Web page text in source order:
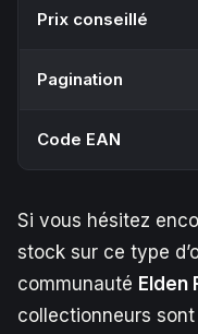
Prix conseillé
Pagination
Code EAN
Si vous hésitez
stock sur ce type
communauté Elden
collectionneurs sont